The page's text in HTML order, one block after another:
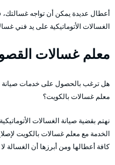
أعطال عديدة يمكن أن تواجه
الغسالات الأتوماتيكية على يد فني
معلم غسالات
هل ترغب بالحصول على خدمات صيانة
معلم غسالات بالكويت؟
نهتم بقضية صيانة الغسالات
الخدمة مع معلم غسالات بالكويت
كافة أعطالها ومن أبرزها أن الغسالة